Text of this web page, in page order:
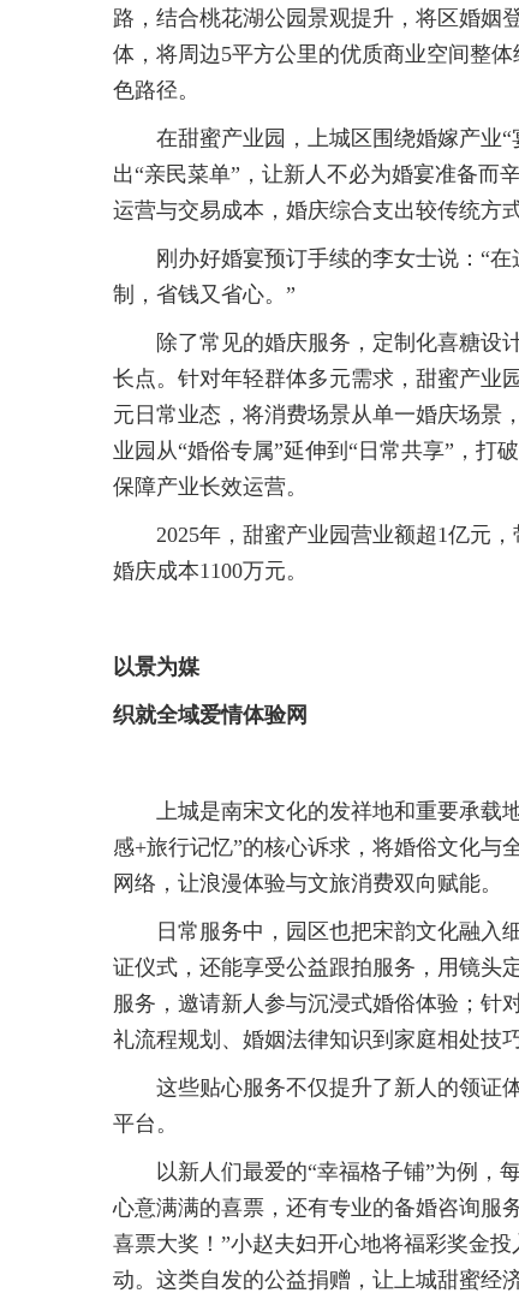
路，结合桃花湖公园景观提升，将区婚姻
体，将周边5平方公里的优质商业空间整
色路径。
在甜蜜产业园，上城区围绕婚嫁产业
出“亲民菜单”，让新人不必为婚宴准备而
运营与交易成本，婚庆综合支出较传统方
刚办好婚宴预订手续的李女士说：“
制，省钱又省心。”
除了常见的婚庆服务，定制化喜糖设
长点。针对年轻群体多元需求，甜蜜产业
元日常业态，将消费场景从单一婚庆场景
业园从“婚俗专属”延伸到“日常共享”，打
保障产业长效运营。
2025年，甜蜜产业园营业额超1亿元
婚庆成本1100万元。
以景为媒
织就全域爱情体验网
上城是南宋文化的发祥地和重要承载
感+旅行记忆”的核心诉求，将婚俗文化与
网络，让浪漫体验与文旅消费双向赋能。
日常服务中，园区也把宋韵文化融入
证仪式，还能享受公益跟拍服务，用镜头
服务，邀请新人参与沉浸式婚俗体验；针
礼流程规划、婚姻法律知识到家庭相处技
这些贴心服务不仅提升了新人的领证
平台。
以新人们最爱的“幸福格子铺”为例，
心意满满的喜票，还有专业的备婚咨询服
喜票大奖！”小赵夫妇开心地将福彩奖金
动。这类自发的公益捐赠，让上城甜蜜经